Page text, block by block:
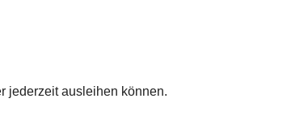
jederzeit ausleihen können.